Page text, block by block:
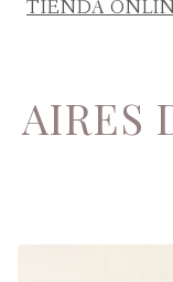
TIENDA
AIRES